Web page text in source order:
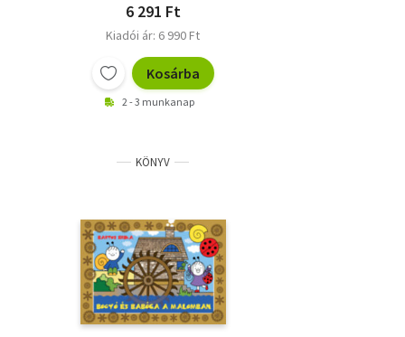
6 291 Ft
Kiadói ár: 6 990 Ft
Kosárba
2 - 3 munkanap
KÖNYV